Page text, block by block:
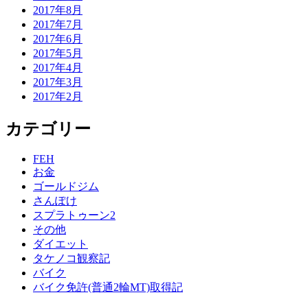
2017年8月
2017年7月
2017年6月
2017年5月
2017年4月
2017年3月
2017年2月
カテゴリー
FEH
お金
ゴールドジム
さんぽけ
スプラトゥーン2
その他
ダイエット
タケノコ観察記
バイク
バイク免許(普通2輪MT)取得記